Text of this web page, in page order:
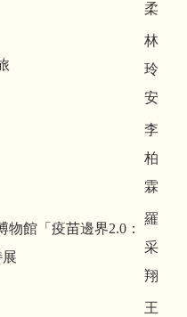
柔
林
玲
安
李
柏
霖
館「疫苗邊界2.0：
羅
采
翔
王